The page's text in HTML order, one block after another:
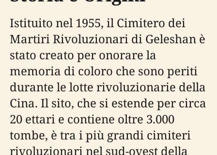
Istituito nel 1955, il Cimitero dei
Martiri Rivoluzionari di Geleshan è
stato creato per onorare la
memoria di coloro che sono periti
durante le lotte rivoluzionarie della
Cina. Il sito, che si estende per circa
20 ettari e contiene oltre 3.000
tombe, è tra i più grandi cimiteri
rivoluzionari nel sud-ovest della